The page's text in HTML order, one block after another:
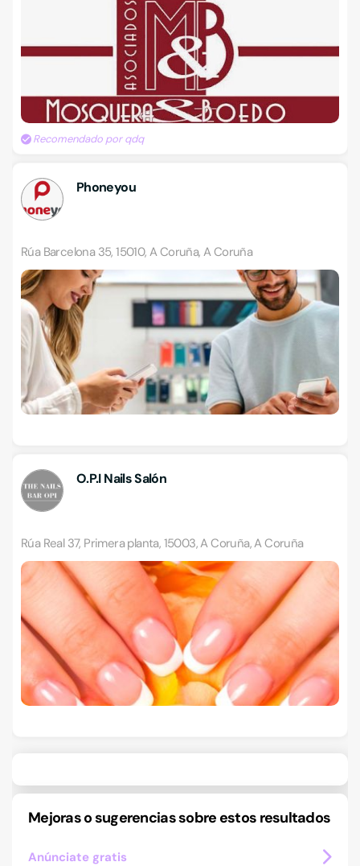
Recomendado por qdq
Phoneyou
Rúa Barcelona 35, 15010, A Coruña, A Coruña
O.P.I Nails Salón
Rúa Real 37, Primera planta, 15003, A Coruña, A Coruña
Mejoras o sugerencias sobre estos resultados
Anúnciate gratis